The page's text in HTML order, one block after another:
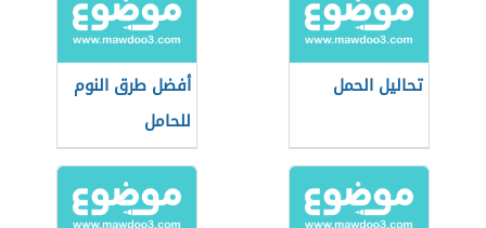
تحاليل الحمل
أفضل طرق النوم
للحامل